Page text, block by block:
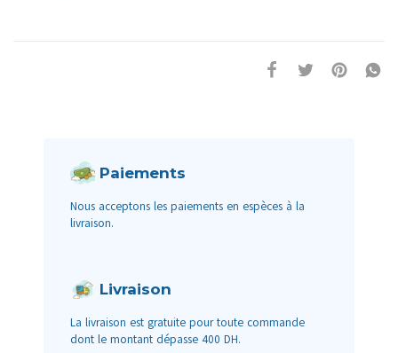
Paiements
Nous acceptons les paiements en espèces à la
livraison.
Livraison
La livraison est gratuite pour toute commande
dont le montant dépasse 400 DH.